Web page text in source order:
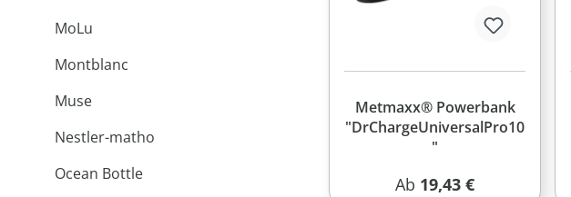
Metmaxx® Powerbank
"DrChargeUniversalPro10
"
Regulärer Preis:
Ab 19,43 €
MoLu
Montblanc
Muse
Nestler-matho
Ocean Bottle